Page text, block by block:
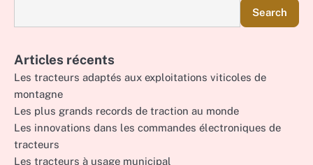
Search
Articles récents
Les tracteurs adaptés aux exploitations viticoles de
montagne
Les plus grands records de traction au monde
Les innovations dans les commandes électroniques de
tracteurs
Les tracteurs à usage municipal